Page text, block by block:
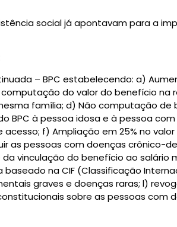
social já apontavam para a
– BPC estabelecendo: a)
do valor do benefício
família; d) Não computação de
BPC à pessoa idosa e à pessoa
f) Ampliação em 25% no valor
as pessoas com doenças crônico-
vinculação do benefício ao salário
na CIF (Classificação
graves e doenças raras; l)
sobre as pessoas com